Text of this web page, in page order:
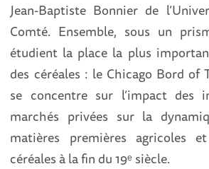
Jean-Baptiste Bonnier de
Comté. Ensemble, sous un
étudient la place la plus
des céréales : le Chicago Bord of
se concentre sur l’impact des
marchés privées sur la
matières premières agricoles
céréales à la fin du 19ᵉsiècle.